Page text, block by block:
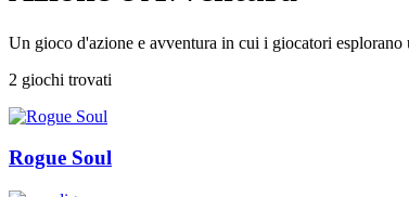
Un gioco d'azione e avventura in cui i giocatori esplorano
2 giochi trovati
Rogue Soul